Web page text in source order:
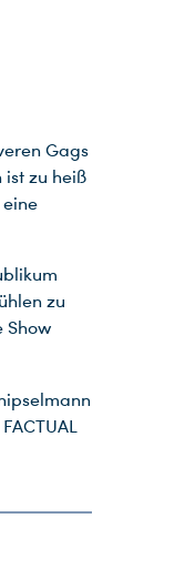
Gags
ist zu heiß
zu
Show